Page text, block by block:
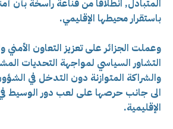
المتبادل, انطلاقا من قناعة راسخة بأن
باستقرار محيطها الإقليمي.
وعملت الجزائر على تعزيز التعاون
التشاور السياسي لمواجهة التحديات
والشراكة المتوازنة دون التدخل في
الى جانب حرصها على لعب دور الوسيط
الإقليمية.